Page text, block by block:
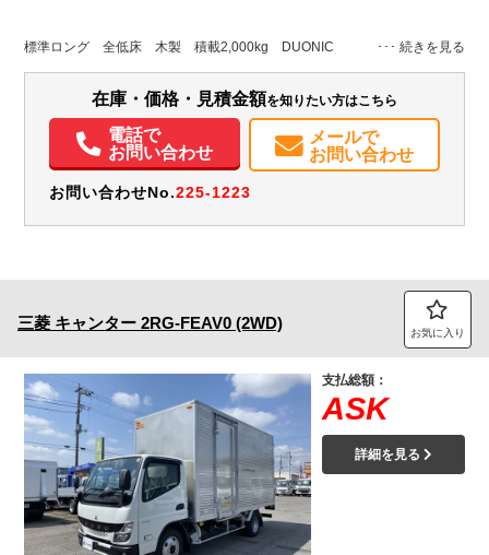
千葉県
W:1,780
H:385
W:1,930
H:2,160
無
装備情報
エアコン パワステ パワーウィンドウ エアバッグ
集中ドアロック
電動格納ミラー
ETC バックモニター
取扱説明書（一部含む）
メンテナンスノート（保証書）
標準ロング 全低床 木製 積載2,000kg DUONIC
在庫・価格・見積金額を知りたい方はこちら
電話で
お問い合わせ
メールで
お問い合わせ
お問い合わせNo.225-1223
三菱 キャンター 2RG-FEAV0 (2WD) お気に入り
支払総額：
ASK
詳細を見る